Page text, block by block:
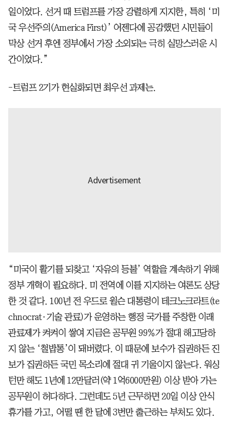
일이었다. 선거 때 트럼프를 가장 강렬하게 지지한, 특히 ‘미
국 우선주의(America First)’ 어젠다에 공감했던 시민들이
막상 선거 후엔 정부에서 가장 소외되는 극히 실망스러운 시
간이었다.”
-트럼프 2기가 현실화되면 최우선 과제는.
“미국이 활기를 되찾고 ‘자유의 등불’ 역할을 계속하기 위해
정부 개혁이 필요하다. 미 전역에 이를 지지하는 여론도 상당
한 것 같다. 100년 전 우드로 윌슨 대통령이 테크노크라트(te
chnocrat·기술 관료)가 운영하는 행정 국가를 주창한 이래
관료제가 켜켜이 쌓여 지금은 공무원 99％가 절대 해고당하
지 않는 ‘철밥통’이 돼버렸다. 이 때문에 보수가 집권하든 진
보가 집권하든 국민 목소리에 절대 귀 기울이지 않는다. 워싱
턴만 해도 1년에 12만달러(약 1억6000만원) 이상 받아 가는
공무원이 허다하다. 그런데도 5년 근무하면 20일 이상 안식
휴가를 가고, 어떨 땐 한 달에 3번만 출근하는 부처도 있다.